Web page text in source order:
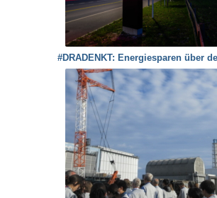
#DRADENKT: Energiesparen über